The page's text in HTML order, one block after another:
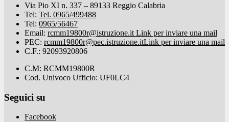
Via Pio XI n. 337 – 89133 Reggio Calabria
Tel: Tel. 0965/499488
Tel: 0965/56467
Email: rcmm19800r@istruzione.it Link per inviare una mail
PEC: rcmm19800r@pec.istruzione.itLink per inviare una mail
C.F.: 92093920806
C.M: RCMM19800R
Cod. Univoco Ufficio: UF0LC4
Seguici su
Facebook